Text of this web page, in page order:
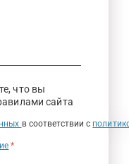
что вы
сайта
в соответствии с
*